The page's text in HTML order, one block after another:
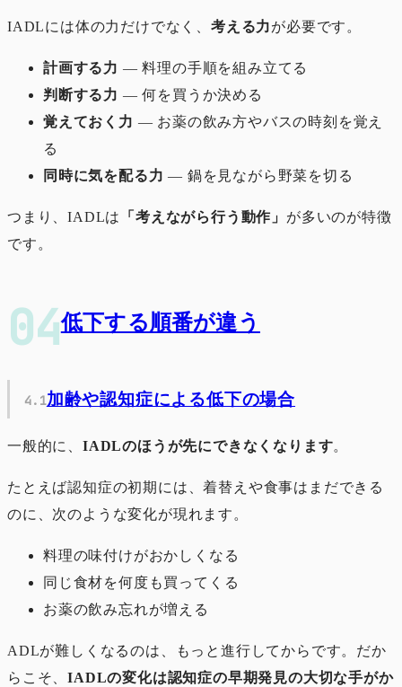
IADLには体の力だけでなく、考える力が必要です。
計画する力 ― 料理の手順を組み立てる
判断する力 ― 何を買うか決める
覚えておく力 ― お薬の飲み方やバスの時刻を覚え
る
同時に気を配る力 ― 鍋を見ながら野菜を切る
つまり、IADLは 「考えながら行う動作」 が多いのが特徴
です。
低下する順番が違う
加齢や認知症による低下の場合
一般的に、 IADLのほうが先にできなくなります。
たとえば認知症の初期には、着替えや食事はまだできる
のに、次のような変化が現れます。
料理の味付けがおかしくなる
同じ食材を何度も買ってくる
お薬の飲み忘れが増える
ADLが難しくなるのは、もっと進行してからです。だか
らこそ、IADLの変化は認知症の早期発見の大切な手がか